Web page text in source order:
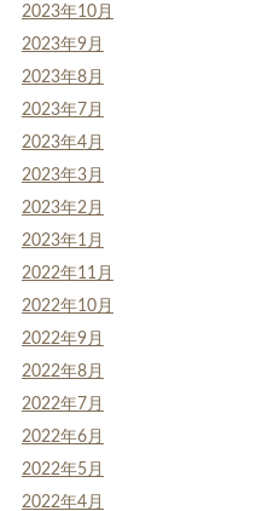
2023年10月
2023年9月
2023年8月
2023年7月
2023年4月
2023年3月
2023年2月
2023年1月
2022年11月
2022年10月
2022年9月
2022年8月
2022年7月
2022年6月
2022年5月
2022年4月